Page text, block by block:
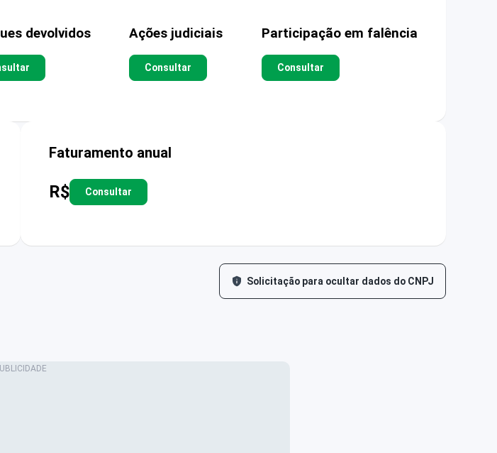
devolvidos Ações judiciais
Consultar
Participação em falência
Consultar
Faturamento anual
R$ Consultar
Solicitação para ocultar dados do CNPJ